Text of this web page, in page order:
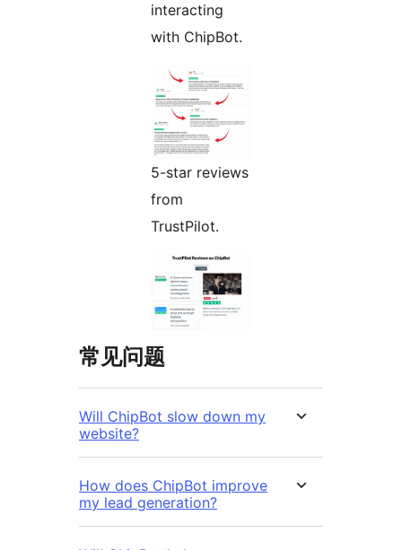
interacting
with ChipBot.
5-star reviews
from
TrustPilot.
常见问题
Will ChipBot slow down my
website?
How does ChipBot improve
my lead generation?